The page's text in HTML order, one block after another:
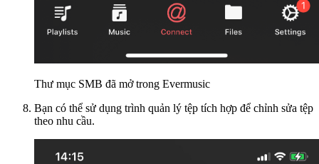
Thư mục SMB đã mở trong Evermusic
Bạn có thể sử dụng trình quản lý tệp tích hợp để chỉnh sửa tệp
theo nhu cầu.